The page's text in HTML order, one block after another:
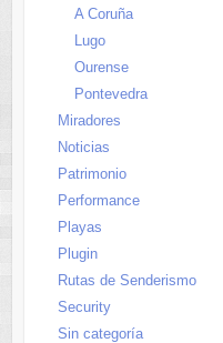
A Coruña
Lugo
Ourense
Pontevedra
Miradores
Noticias
Patrimonio
Performance
Playas
Plugin
Rutas de Senderismo
Security
Sin categoría